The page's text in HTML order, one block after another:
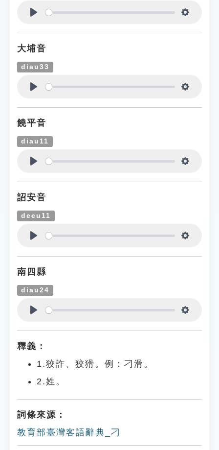
大埔音
diau33
饒平音
diau11
詔安音
deeu11
南四縣
diau24
釋義：
1.狡詐、狡猾。例：刁滑。
2.姓。
詞條來源：
教育部臺灣客語辭典_刁